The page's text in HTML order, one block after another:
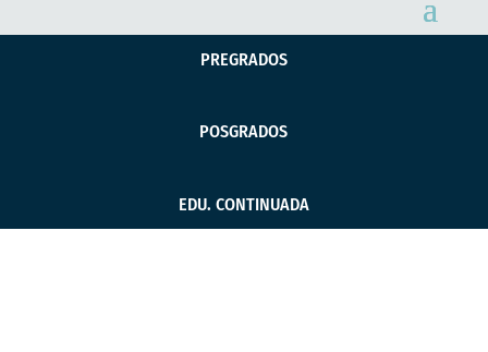
PREGRADOS
POSGRADOS
EDU. CONTINUADA